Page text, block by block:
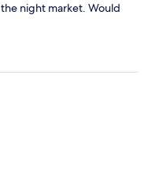
night market. Would